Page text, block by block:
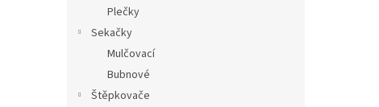
Plečky
Sekačky
Mulčovací
Bubnové
Štěpkovače